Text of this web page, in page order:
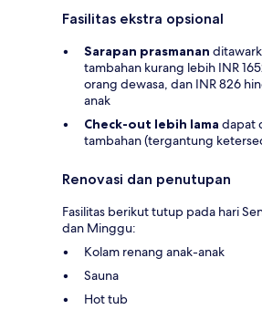
Fasilitas ekstra opsional
Sarapan prasmanan
tambahan kurang lebih INR
orang dewasa, dan INR 826
anak
Check-out lebih lama dapat
tambahan (tergantung
Renovasi dan penutupan
Fasilitas berikut tutup pada hari
dan Minggu:
Kolam renang anak-anak
Sauna
Hot tub